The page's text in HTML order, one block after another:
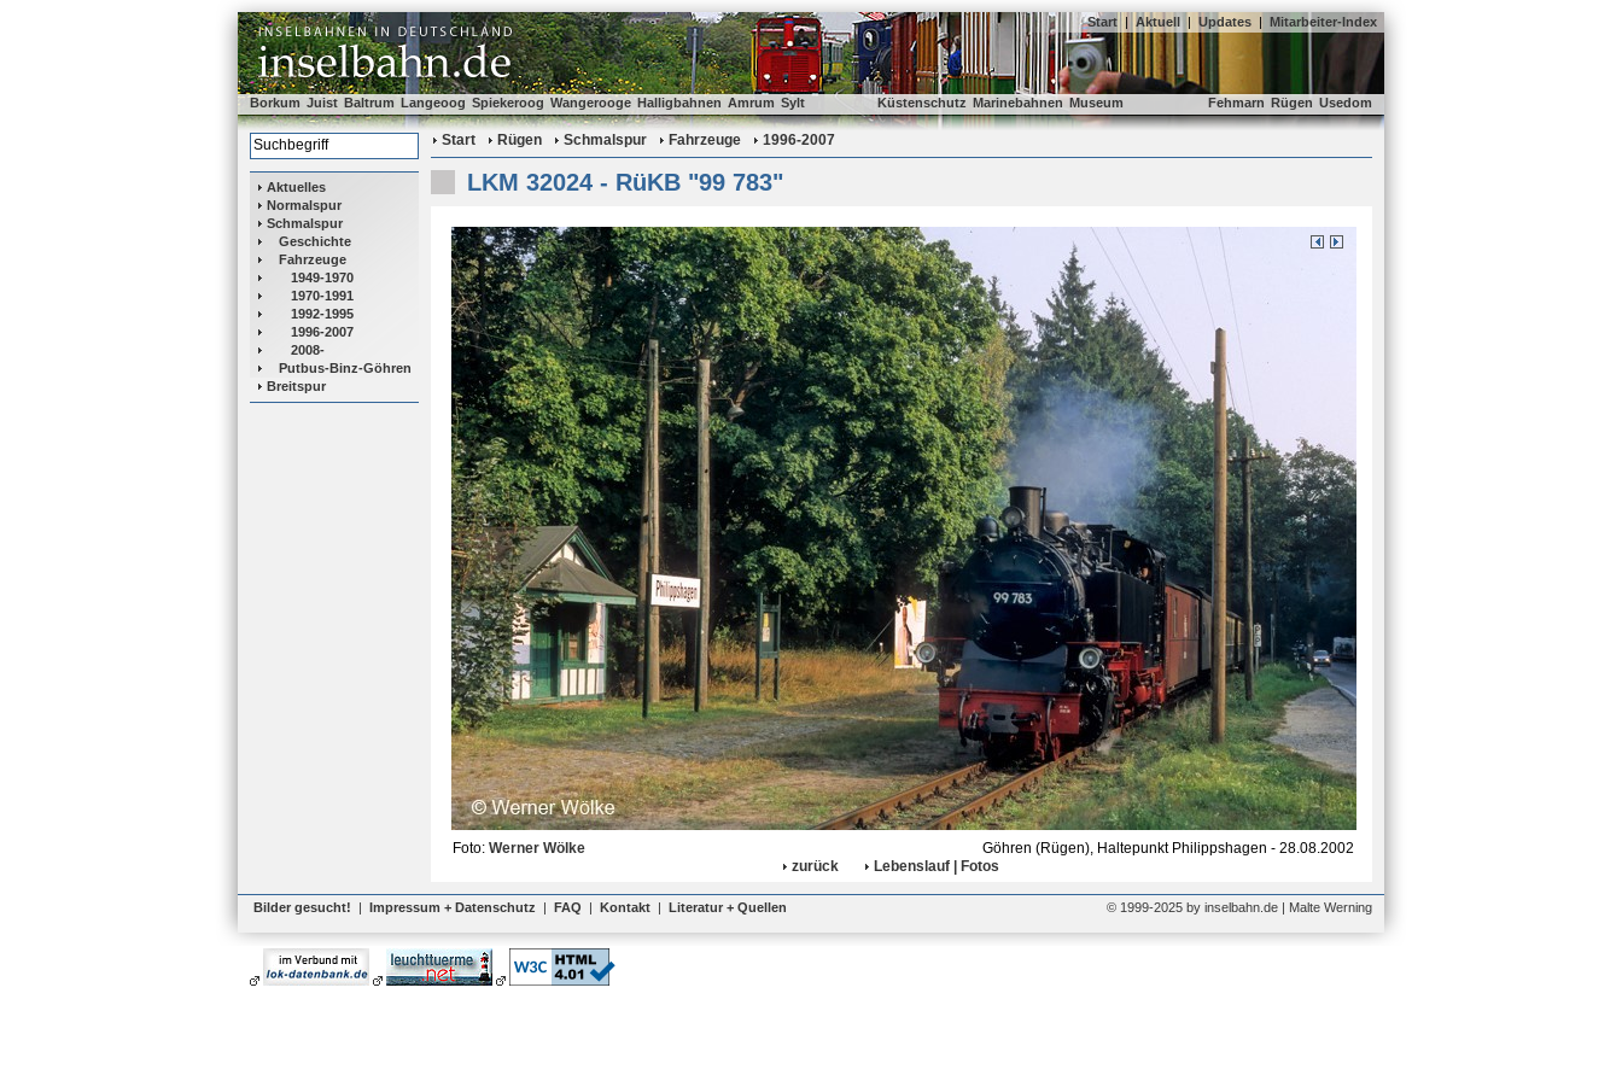
Start | Aktuell | Updates | Mitarbeiter-Index
Borkum Juist Baltrum Langeoog Spiekeroog Wangerooge Halligbahnen Amrum Sylt Küstenschutz Marinebahnen Museum Fehmarn Rügen Usedom
Aktuelles
Normalspur
Schmalspur
Geschichte
Fahrzeuge
1949-1970
1970-1991
1992-1995
1996-2007
2008-
Putbus-Binz-Göhren
Breitspur
Start Rügen Schmalspur Fahrzeuge 1996-2007
LKM 32024 - RüKB "99 783"
Foto: Werner Wölke
Göhren (Rügen), Haltepunkt Philippshagen - 28.08.2002
zurück
Lebenslauf | Fotos
Bilder gesucht! | Impressum + Datenschutz | FAQ | Kontakt | Literatur + Quellen © 1999-2025 by inselbahn.de | Malte Werning